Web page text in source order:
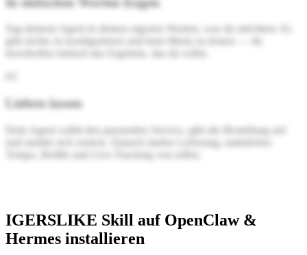
Sag deinem Agent in deinen eigenen Worten, was du möchtest. Es
gibt nichts zu konfigurieren und kein Menü zu lernen — du
beschreibst einfach das Ergebnis, das du willst.
Liefern lassen
Dein Agent wählt den passenden Service, gibt die Bestellung auf
und meldet sich zurück. Danach laufen Lieferung, natürliches
Tempo, Refills und Live-Tracking von selbst.
IGERSLIKE Skill auf OpenClaw &
Hermes installieren